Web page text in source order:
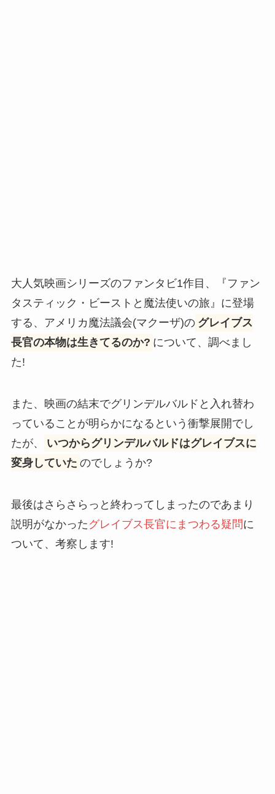
大人気映画シリーズのファンタビ1作目、『ファン
タスティック・ビーストと魔法使いの旅』に登場
する、アメリカ魔法議会(マクーザ)の グレイブス
長官の本物は生きてるのか? について、調べまし
た!
また、映画の結末でグリンデルバルドと入れ替わ
っていることが明らかになるという衝撃展開でし
たが、
いつからグリンデルバルドはグレイブスに
変身していた のでしょうか?
最後はさらさらっと終わってしまったのであまり
説明がなかった グレイブス長官にまつわる疑問に
ついて、考察します!